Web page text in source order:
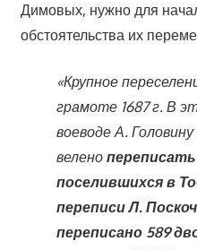
Димовых, нужно для
обстоятельства их
«Крупное
грамоте 1687 г. В
воеводе А.
велено
поселившихся в
переписи Л.
переписано 589